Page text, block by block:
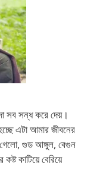
সন্ধ করে দেয়।
এটা আমার জীবনের
গুড আঙ্গুল, বেগুন
কাটিয়ে বেরিয়ে